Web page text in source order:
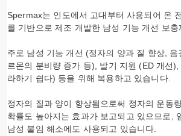
Spermax는 인도에서 고대부터 사용되어 온
를 기반으로 제조 개발한 남성 기능 개선 보충
주로 남성 기능 개선 (정자의 양과 질 향상,
르몬의 분비량 증가 등), 발기 지원 (ED 개선
라하기 쉽다) 등을 위해 복용하고 있습니다.
정자의 질과 양이 향상됨으로써 정자의 운동
확률도 높아지는 효과가 보고되고 있으므로,
남성 불임 해소에도 사용되고 있습니다.